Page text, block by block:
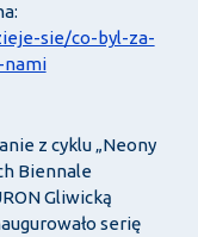
sie/co-byl-za-
nami
z cyklu „Neony
Biennale
Gliwicką
serię